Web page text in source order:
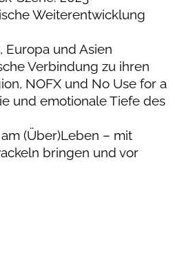
Weiterentwicklung
und Asien
Verbindung zu ihren
NOFX und No Use for a
und emotionale Tiefe des
(Über)Leben – mit
bringen und vor